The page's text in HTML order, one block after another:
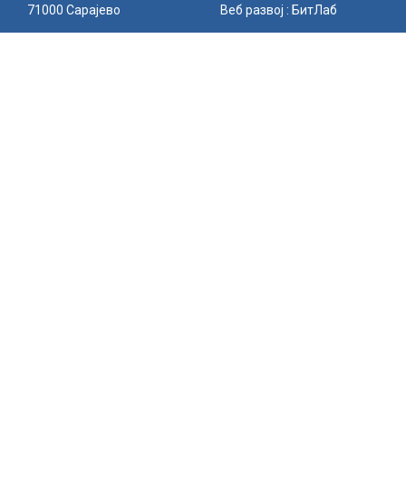
71000 Сарајево
Веб развој : БитЛаб